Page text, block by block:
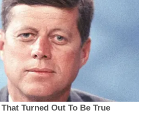
Turned Out To Be True